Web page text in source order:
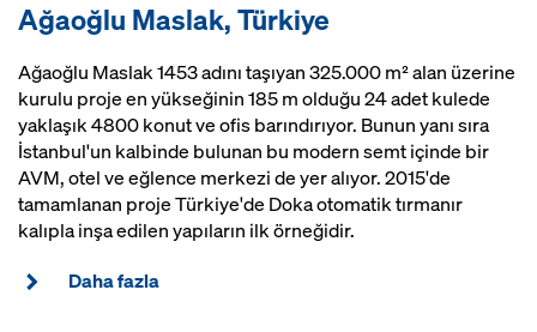
Ağaoğlu Maslak, Türkiye
Ağaoğlu Maslak 1453 adını taşıyan 325.000 m² alan üzerine
kurulu proje en yükseğinin 185 m olduğu 24 adet kulede
yaklaşık 4800 konut ve ofis barındırıyor. Bunun yanı sıra
İstanbul'un kalbinde bulunan bu modern semt içinde bir
AVM, otel ve eğlence merkezi de yer alıyor. 2015'de
tamamlanan proje Türkiye'de Doka otomatik tırmanır
kalıpla inşa edilen yapıların ilk örneğidir.
Daha fazla